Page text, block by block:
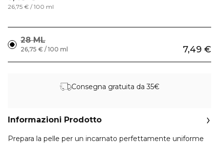
26,75 € / 100 ml
28 ML
7,49 €
26,75 € / 100 ml
Consegna gratuita da 35€
Informazioni Prodotto
Prepara la pelle per un incarnato perfettamente uniforme